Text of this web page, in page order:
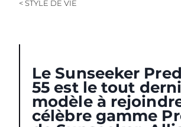
< STYLE DE VIE
Le Sunseeker
55 est le tout
modèle à
célèbre gamme